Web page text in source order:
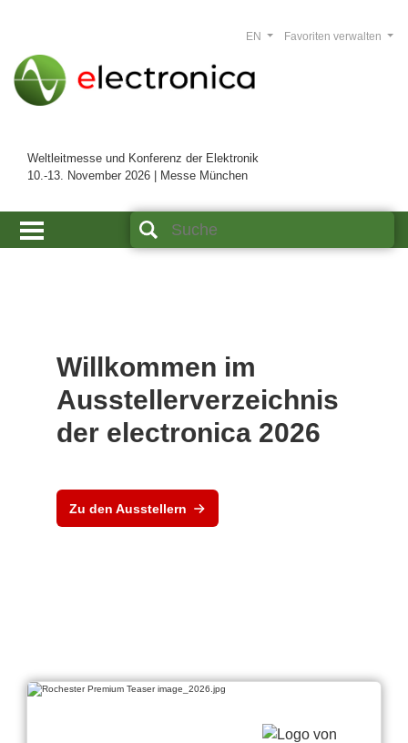
Weltleitmesse und Konferenz der Elektronik
10.-13. November 2026 | Messe München
Favoriten verwalten
EN
Willkommen im
Ausstellerverzeichnis
der electronica 2026
Zu den Ausstellern